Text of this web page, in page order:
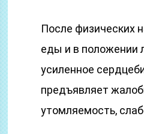
После физических
еды и в положении
усиленное
предъявляет
утомляемость,